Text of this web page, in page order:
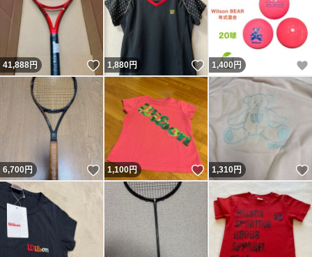
41,888円 いいね！
1,880円 いいね！
1,400円
6,700円 いいね！
1,100円 いいね！
1,310円